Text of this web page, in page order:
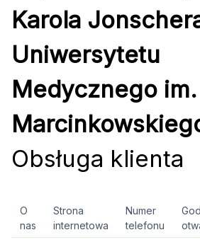
Karola
Uniwersytetu
Medycznego
Obsługa klienta
O
nas
Strona
internetowa
Numer
telefonu